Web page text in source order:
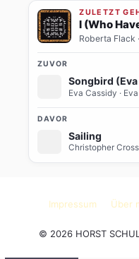
ZULETZT
I (Who
Roberta Flack
ZUVOR
Songbird (Eva
Eva Cassidy ·
DAVOR
Sailing
Christopher Cross
Impressum Über
© 2026 HORST